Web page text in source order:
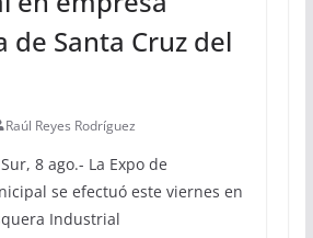
de Santa Cruz del
Raúl Reyes Rodríguez
8 ago.- La Expo de
se efectuó este viernes en
Industrial